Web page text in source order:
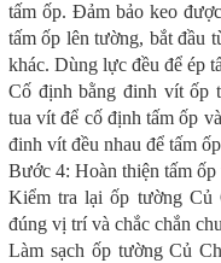
tấm ốp. Đảm bảo keo
tấm ốp lên tường, bắt đầu
khác. Dùng lực đều để ép
Cố định bằng đinh vít ốp
tua vít để cố định tấm ốp
đinh vít đều nhau để tấm
Bước 4: Hoàn thiện tấm
Kiểm tra lại ốp tường Củ
đúng vị trí và chắc chắn
Làm sạch ốp tường Củ